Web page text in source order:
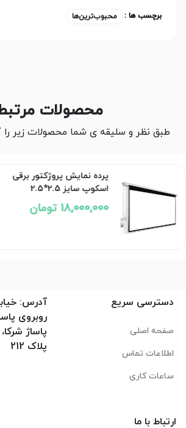
برچسب ها : محبوب‌ترین‌ها
محصولات
طبق نظر و سلیقه ی شما محصولات زیر را
پرده نمایش پروژکتور برقی
اسکوپ سایز 2.5*2.5
18,000,000 تومان
دسترسی سریع
صفحه اصلی
اطلاعات تماس
ساعات کاری
آدرس:
روبروی
پاساژ
پلاک 212
ارتباط با ما